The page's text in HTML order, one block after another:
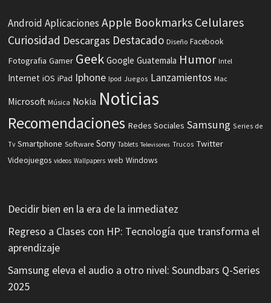
Android Aplicaciones Apple Bookmarks Celulares
Curiosidad Descargas Destacado Diseño Facebook
Fotografia Gamer Geek Google Guatemala Humor Intel
Internet iOS iPad Iphone Ipod Juegos Lanzamientos Mac
Microsoft Música Nokia Noticias
Recomendaciones Redes Sociales Samsung Series de
Tv Smartphone Software Sony Tablets Televisores Trucos Twitter
Videojuegos videos Wallpapers web Windows
Decidir bien en la era de la inmediatez
Regreso a Clases con HP: Tecnología que transforma el
aprendizaje
Samsung eleva el audio a otro nivel: Soundbars Q-Series
2025